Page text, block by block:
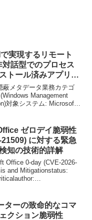
実現するリモート
対話型でのプロセス
トール済みアプリケ
査
蔽メタデータ業務カテゴ
Management
対象システム: Microsoft
ゼロデイ脆弱性
に対する緊急
知の技術的詳解
Office 0-day (CVE-2026-
and Mitigationstatus:
ターの致命的なコマ
クション脆弱性